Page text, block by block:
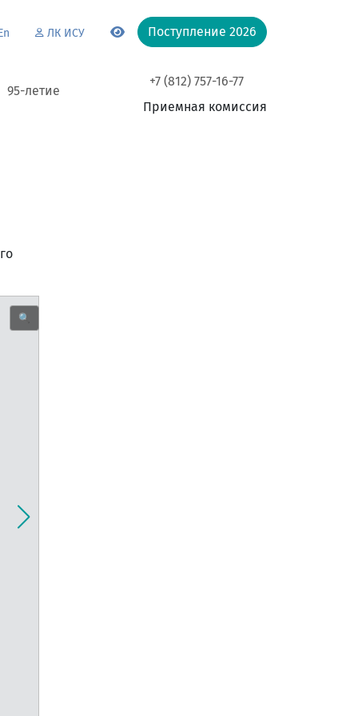
ЛК ИСУ Поступление 2026
95-летие
+7 (812) 757-16-77
Приемная комиссия
🔍